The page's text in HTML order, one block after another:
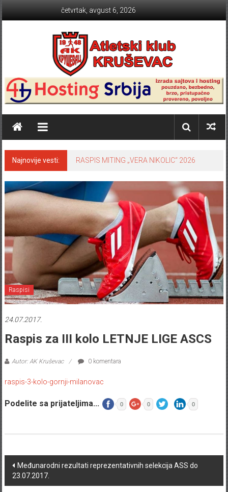
četvrtak, avgust 6, 2026
Atletski klub KRUŠEVAC
Najnovije vesti: RASPIS MITING „VERA NIKOLIC“ 2026
Raspisi
24.07.2017.
Raspis za III kolo LETNJE LIGE ASCS
Autor: AK Kruševac 0 komentara
raspis-3-kolo-gornji-milanovac
Podelite sa prijateljima... 0 0 0
Post navigation
Međunarodni rezultati reprezentativnih selekcija ASS do
23.07.2017.